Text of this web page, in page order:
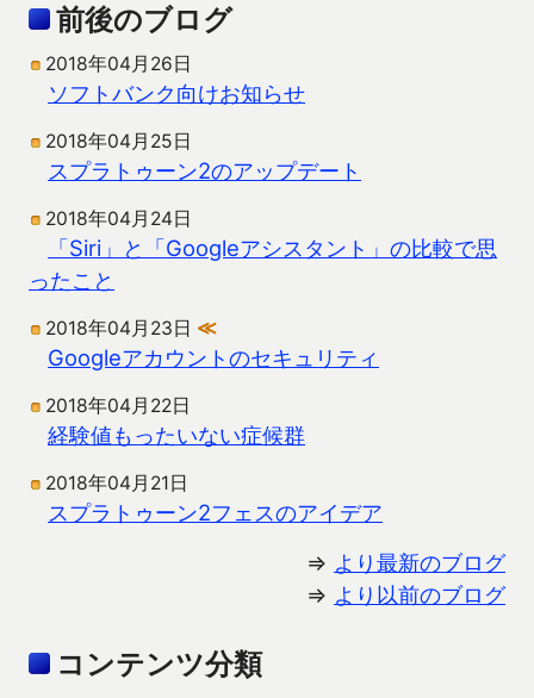
前後のブログ
2018年04月26日
ソフトバンク向けお知らせ
2018年04月25日
スプラトゥーン2のアップデート
2018年04月24日
「Siri」と「Googleアシスタント」の比較で思
ったこと
2018年04月23日 ≪
Googleアカウントのセキュリティ
2018年04月22日
経験値もったいない症候群
2018年04月21日
スプラトゥーン2フェスのアイデア
⇒ より最新のブログ
⇒ より以前のブログ
コンテンツ分類